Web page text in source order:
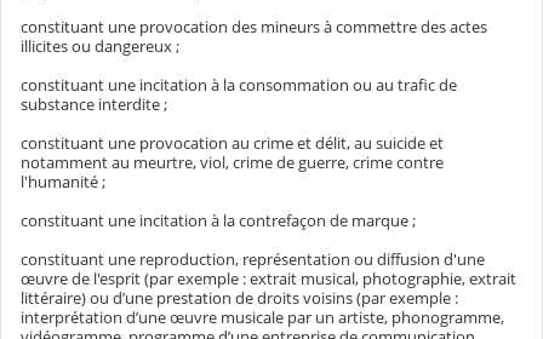
constituant une provocation des mineurs à commettre des actes
illicites ou dangereux ;
constituant une incitation à la consommation ou au trafic de
substance interdite ;
constituant une provocation au crime et délit, au suicide et
notamment au meurtre, viol, crime de guerre, crime contre
l'humanité ;
constituant une incitation à la contrefaçon de marque ;
constituant une reproduction, représentation ou diffusion d'une
œuvre de l'esprit (par exemple : extrait musical, photographie, extrait
littéraire) ou d’une prestation de droits voisins (par exemple :
interprétation d’une œuvre musicale par un artiste, phonogramme,